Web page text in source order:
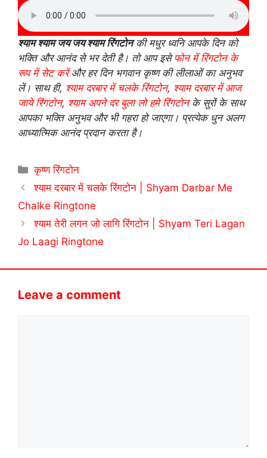
श्याम श्याम जय जय श्याम रिंगटोनकी मधुर ध्वनि आपके दिन को
भक्ति और आनंद से भर देती है। तो आप इसे फोन में रिंगटोन के
रूप में सेट करेंऔर हर दिन भगवान कृष्ण की लीलाओं का अनुभव
लें। साथ ही, श्याम दरबार में चलके रिंगटोन, श्याम दरबार में आज
जाये रिंगटोन, श्याम अपने दर बुला लो हमे रिंगटोनके सुरों के साथ
आपका भक्ति अनुभव और भी गहरा हो जाएगा। प्रत्येक धुन अलग
आध्यात्मिक आनंद प्रदान करता है।
Categories
कृष्ण रिंगटोन
श्याम दरबार में चलके रिंगटोन | Shyam Darbar Me
Chalke Ringtone
श्याम तेरी लगन जो लागि रिंगटोन | Shyam Teri Lagan
Jo Laagi Ringtone
Leave a comment